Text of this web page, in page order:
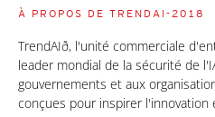
À PROPOS DE TRENDAI-2018
TrendAIð, l'unité commerciale
leader mondial de la sécurité de
gouvernements et aux
conçues pour inspirer l'innovation